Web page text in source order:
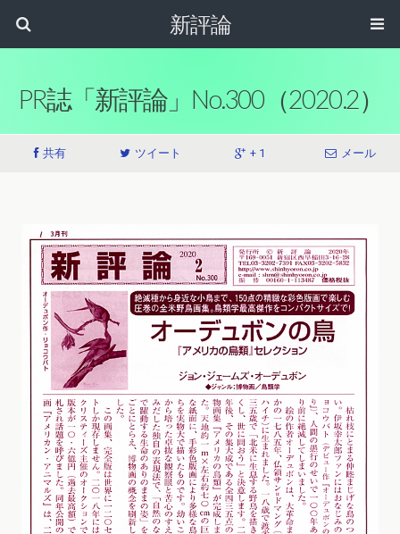
新評論
PR誌「新評論」No.300（2020.2）
共有 ツイート + 1 メール